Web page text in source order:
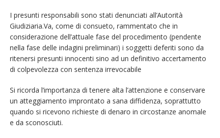
I presunti responsabili sono stati denunciati all’Autorità
Giudiziaria.Va, come di consueto, rammentato che in
considerazione dell’attuale fase del procedimento (pendente
nella fase delle indagini preliminari) i soggetti deferiti sono da
ritenersi presunti innocenti sino ad un definitivo accertamento
di colpevolezza con sentenza irrevocabile
Si ricorda l’importanza di tenere alta l’attenzione e conservare
un atteggiamento improntato a sana diffidenza, soprattutto
quando si ricevono richieste di denaro in circostanze anomale
e da sconosciuti.